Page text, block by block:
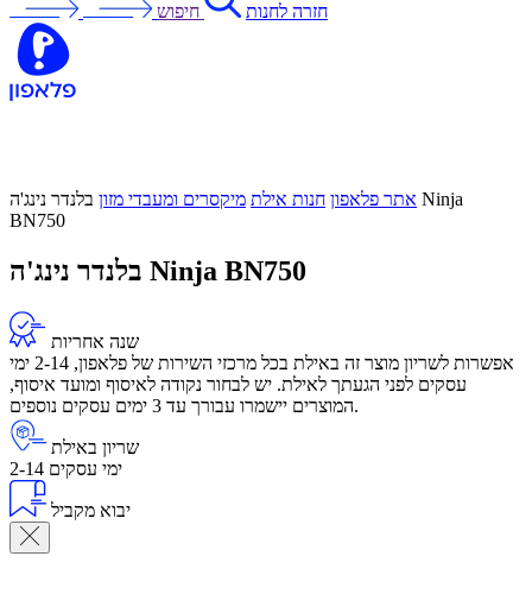
חזרה לחנות חיפוש
אתר פלאפון חנות אילת מיקסרים ומעבדי מזון בלנדר נינג'ה Ninja
BN750
בלנדר נינג'ה Ninja BN750
שנה אחריות
אפשרות לשריון מוצר זה באילת בכל מרכזי השירות של פלאפון, 2-14 ימי
עסקים לפני הגעתך לאילת. יש לבחור נקודה לאיסוף ומועד איסוף,
המוצרים יישמרו עבורך עד 3 ימים עסקים נוספים.
שריון באילת
2-14 ימי עסקים
יבוא מקביל